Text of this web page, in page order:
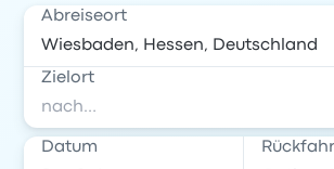
Abreiseort
Zielort
Datum